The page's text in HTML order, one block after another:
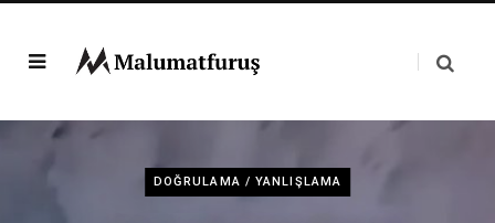
DOĞRULAMA / YANLIŞLAMA